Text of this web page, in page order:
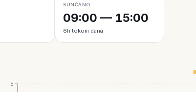
SUNČANO
09:00 — 15:00
6h tokom dana
5